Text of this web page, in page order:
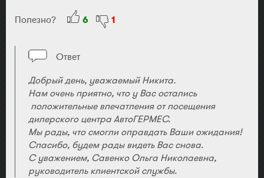
Полезно? 6 1
Ответ
Добрый день, уважаемый Никита.
Нам очень приятно, что у Вас остались
положительные впечатления от посещения
дилерского центра АвтоГЕРМЕС.
Мы рады, что смогли оправдать Ваши ожидания!
Спасибо, будем рады видеть Вас снова.
С уважением, Савенко Ольга Николаевна,
руководитель клиентской службы.